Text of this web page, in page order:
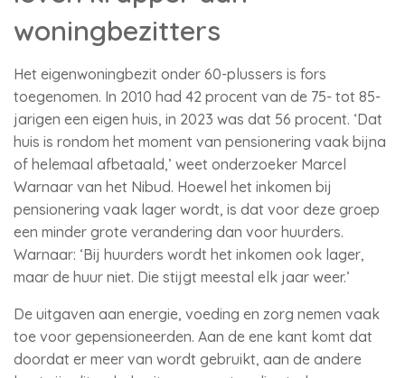
woningbezitters
Het eigenwoningbezit onder 60-plussers is fors
toegenomen. In 2010 had 42 procent van de 75- tot 85-
jarigen een eigen huis, in 2023 was dat 56 procent. ‘Dat
huis is rondom het moment van pensionering vaak bijna
of helemaal afbetaald,’ weet onderzoeker Marcel
Warnaar van het Nibud. Hoewel het inkomen bij
pensionering vaak lager wordt, is dat voor deze groep
een minder grote verandering dan voor huurders.
Warnaar: ‘Bij huurders wordt het inkomen ook lager,
maar de huur niet. Die stijgt meestal elk jaar weer.’
De uitgaven aan energie, voeding en zorg nemen vaak
toe voor gepensioneerden. Aan de ene kant komt dat
doordat er meer van wordt gebruikt, aan de andere